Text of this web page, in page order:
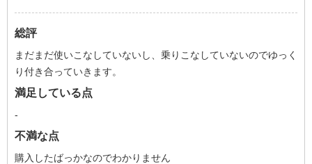
総評
まだまだ使いこなしていないし、乗りこなしていないのでゆっく
り付き合っていきます。
満足している点
-
不満な点
購入したばっかなのでわかりません